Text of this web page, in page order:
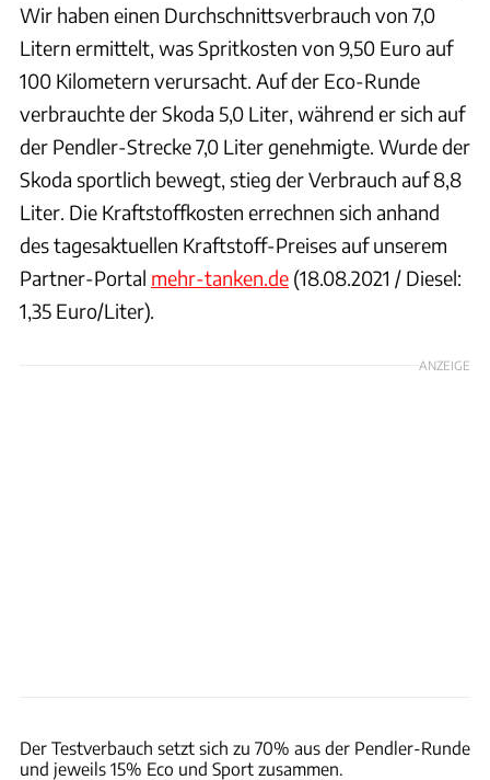
Wir haben einen Durchschnittsverbrauch von 7,0
Litern ermittelt, was Spritkosten von 9,50 Euro auf
100 Kilometern verursacht. Auf der Eco-Runde
verbrauchte der Skoda 5,0 Liter, während er sich auf
der Pendler-Strecke 7,0 Liter genehmigte. Wurde der
Skoda sportlich bewegt, stieg der Verbrauch auf 8,8
Liter. Die Kraftstoffkosten errechnen sich anhand
des tagesaktuellen Kraftstoff-Preises auf unserem
Partner-Portal mehr-tanken.de (18.08.2021 / Diesel:
1,35 Euro/Liter).
ANZEIGE
Der Testverbauch setzt sich zu 70% aus der Pendler-Runde
und jeweils 15% Eco und Sport zusammen.